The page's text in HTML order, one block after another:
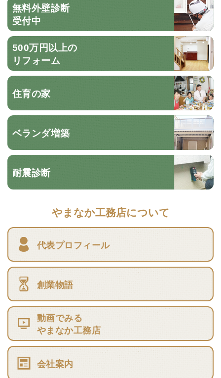
無料外壁診断
受付中
500万円以上の
リフォーム
住育の家
ベランダ増築
耐震診断
やまなか工務店について
代表プロフィール
創業物語
動画でみる
やまなか工務店
会社案内